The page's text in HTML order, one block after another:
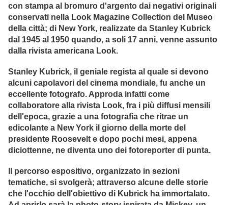
con stampa al bromuro d'argento dai negativi originali
conservati nella Look Magazine Collection del Museo
della città; di New York, realizzate da Stanley Kubrick
dal 1945 al 1950 quando, a soli 17 anni, venne assunto
dalla rivista americana Look.
Stanley Kubrick, il geniale regista al quale si devono
alcuni capolavori del cinema mondiale, fu anche un
eccellente fotografo. Approda infatti come
collaboratore alla rivista Look, fra i più diffusi mensili
dell'epoca, grazie a una fotografia che ritrae un
edicolante a New York il giorno della morte del
presidente Roosevelt e dopo pochi mesi, appena
diciottenne, ne diventa uno dei fotoreporter di punta.
Il percorso espositivo, organizzato in sezioni
tematiche, si svolgerà; attraverso alcune delle storie
che l'occhio dell'obiettivo di Kubrick ha immortalato.